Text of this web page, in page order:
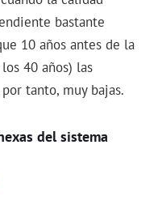
bastante
10 años antes de la
40 años) las
tanto, muy bajas.
del sistema